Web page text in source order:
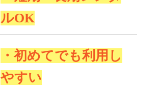
ルOK
・初めてでも利用し
やすい